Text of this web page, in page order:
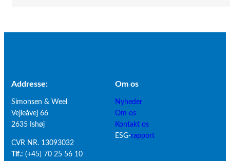
Addresse:
Simonsen & Weel
Vejleåvej 66
2635 Ishøj
CVR NR. 13093032
Tlf.: (+45) 70 25 56 10
Om os
Nyheder
Om os
Kontakt os
ESG-rapport